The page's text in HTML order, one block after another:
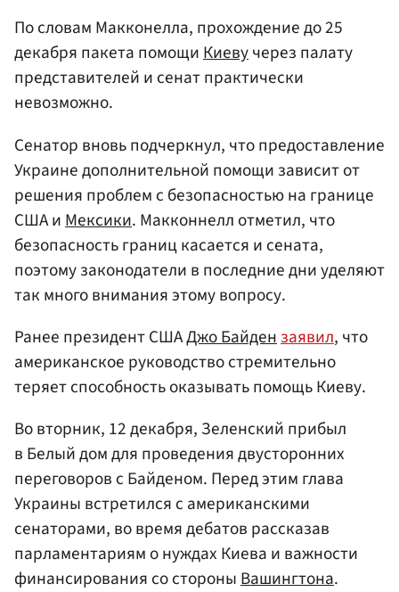
По словам Макконелла, прохождение до 25
декабря пакета помощиКиевучерез палату
представителей и сенат практически
невозможно.
Сенатор вновь подчеркнул, что предоставление
Украине дополнительной помощи зависит от
решения проблем с безопасностью на границе
США и Мексики. Макконнелл отметил, что
безопасность границ касается и сената,
поэтому законодатели в последние дни уделяют
так много внимания этому вопросу.
Ранее президент СШАДжо Байдензаявил, что
американское руководство стремительно
теряет способность оказывать помощь Киеву.
Во вторник, 12 декабря, Зеленский прибыл
в Белый дом для проведения двусторонних
переговоров с Байденом. Перед этим глава
Украины встретился с американскими
сенаторами, во время дебатов рассказав
парламентариям о нуждах Киева и важности
финансирования со стороныВашингтона.